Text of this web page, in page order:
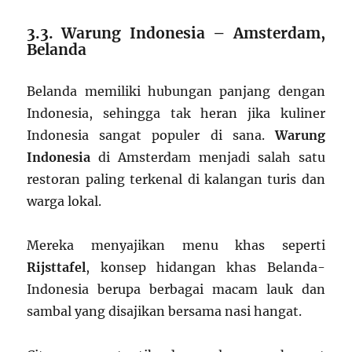
3.3. Warung Indonesia – Amsterdam,
Belanda
Belanda memiliki hubungan panjang dengan
Indonesia, sehingga tak heran jika kuliner
Indonesia sangat populer di sana.Warung
Indonesia di Amsterdam menjadi salah satu
restoran paling terkenal di kalangan turis dan
warga lokal.
Mereka menyajikan menu khas seperti
Rijsttafel, konsep hidangan khas Belanda-
Indonesia berupa berbagai macam lauk dan
sambal yang disajikan bersama nasi hangat.